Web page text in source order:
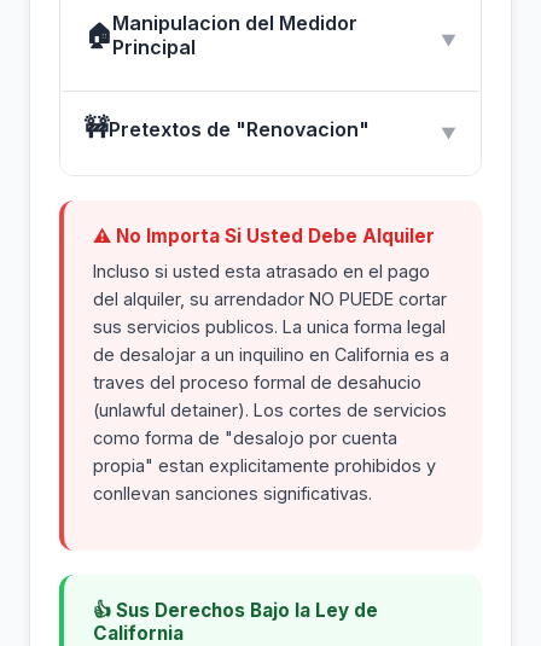
🏠Manipulacion del Medidor
Principal
▼
🚧Pretextos de "Renovacion" ▼
⚠ No Importa Si Usted Debe Alquiler
Incluso si usted esta atrasado en el pago
del alquiler, su arrendador NO PUEDE cortar
sus servicios publicos. La unica forma legal
de desalojar a un inquilino en California es a
traves del proceso formal de desahucio
(unlawful detainer). Los cortes de servicios
como forma de "desalojo por cuenta
propia" estan explicitamente prohibidos y
conllevan sanciones significativas.
👍 Sus Derechos Bajo la Ley de
California